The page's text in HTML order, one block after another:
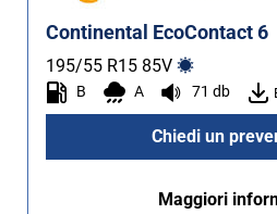
Continental EcoContact 6
195/55 R15 85V
B A 71 db
Chiedi un
Maggiori